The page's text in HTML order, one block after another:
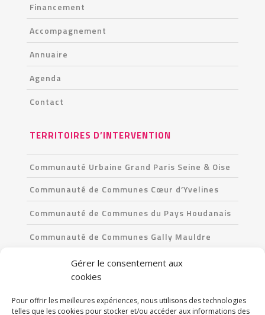
Gérer le consentement aux
cookies
Pour offrir les meilleures expériences, nous utilisons des technologies
telles que les cookies pour stocker et/ou accéder aux informations des
Financement
Accompagnement
Annuaire
Agenda
Contact
TERRITOIRES D’INTERVENTION
Communauté Urbaine Grand Paris Seine & Oise
Communauté de Communes Cœur d’Yvelines
Communauté de Communes du Pays Houdanais
Communauté de Communes Gally Mauldre
Communauté de Communes Les Portes de l’Île-
CONTACT